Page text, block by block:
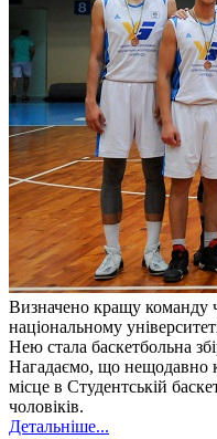
Визначено кращу команду
національному
Нею стала баскетбольна
Нагадаємо, що нещодавно
місце в Студентській
чоловіків.
Детальніше...